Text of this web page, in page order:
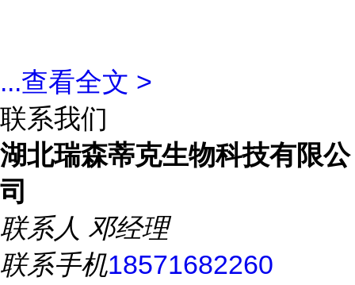
...查看全文 >
联系我们
湖北瑞森蒂克生物科技有限公
司
联系人 邓经理
联系手机18571682260